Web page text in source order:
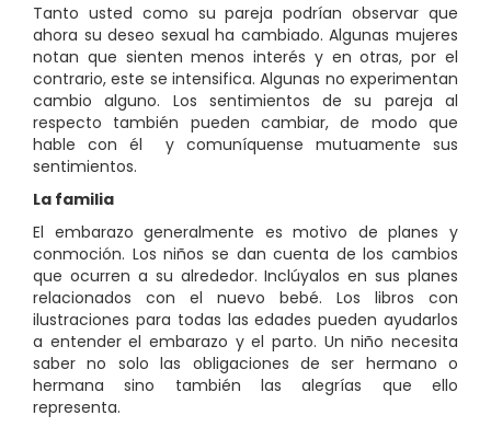
Tanto usted como su pareja podrían observar que
ahora su deseo sexual ha cambiado. Algunas mujeres
notan que sienten menos interés y en otras, por el
contrario, este se intensifica. Algunas no experimentan
cambio alguno. Los sentimientos de su pareja al
respecto también pueden cambiar, de modo que
hable con él y comuníquense mutuamente sus
sentimientos.
La familia
El embarazo generalmente es motivo de planes y
conmoción. Los niños se dan cuenta de los cambios
que ocurren a su alrededor. Inclúyalos en sus planes
relacionados con el nuevo bebé. Los libros con
ilustraciones para todas las edades pueden ayudarlos
a entender el embarazo y el parto. Un niño necesita
saber no solo las obligaciones de ser hermano o
hermana sino también las alegrías que ello
representa.